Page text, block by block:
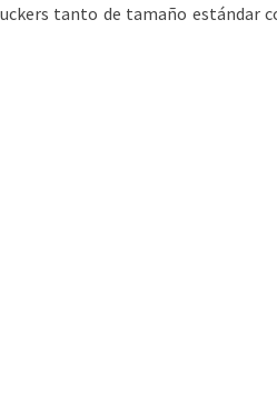
tanto de tamaño estándar